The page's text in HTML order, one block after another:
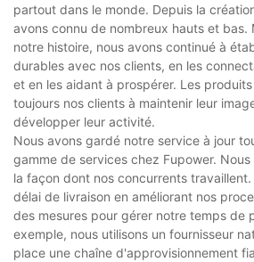
partout dans le monde. Depuis la
avons connu de nombreux hauts et bas.
notre histoire, nous avons continué à
durables avec nos clients, en les
et en les aidant à prospérer. Les
toujours nos clients à maintenir leur
développer leur activité.
Nous avons gardé notre service à jour
gamme de services chez Fupower.
la façon dont nos concurrents
délai de livraison en améliorant nos
des mesures pour gérer notre temps de
exemple, nous utilisons un fournisseur
place une chaîne d'approvisionnement